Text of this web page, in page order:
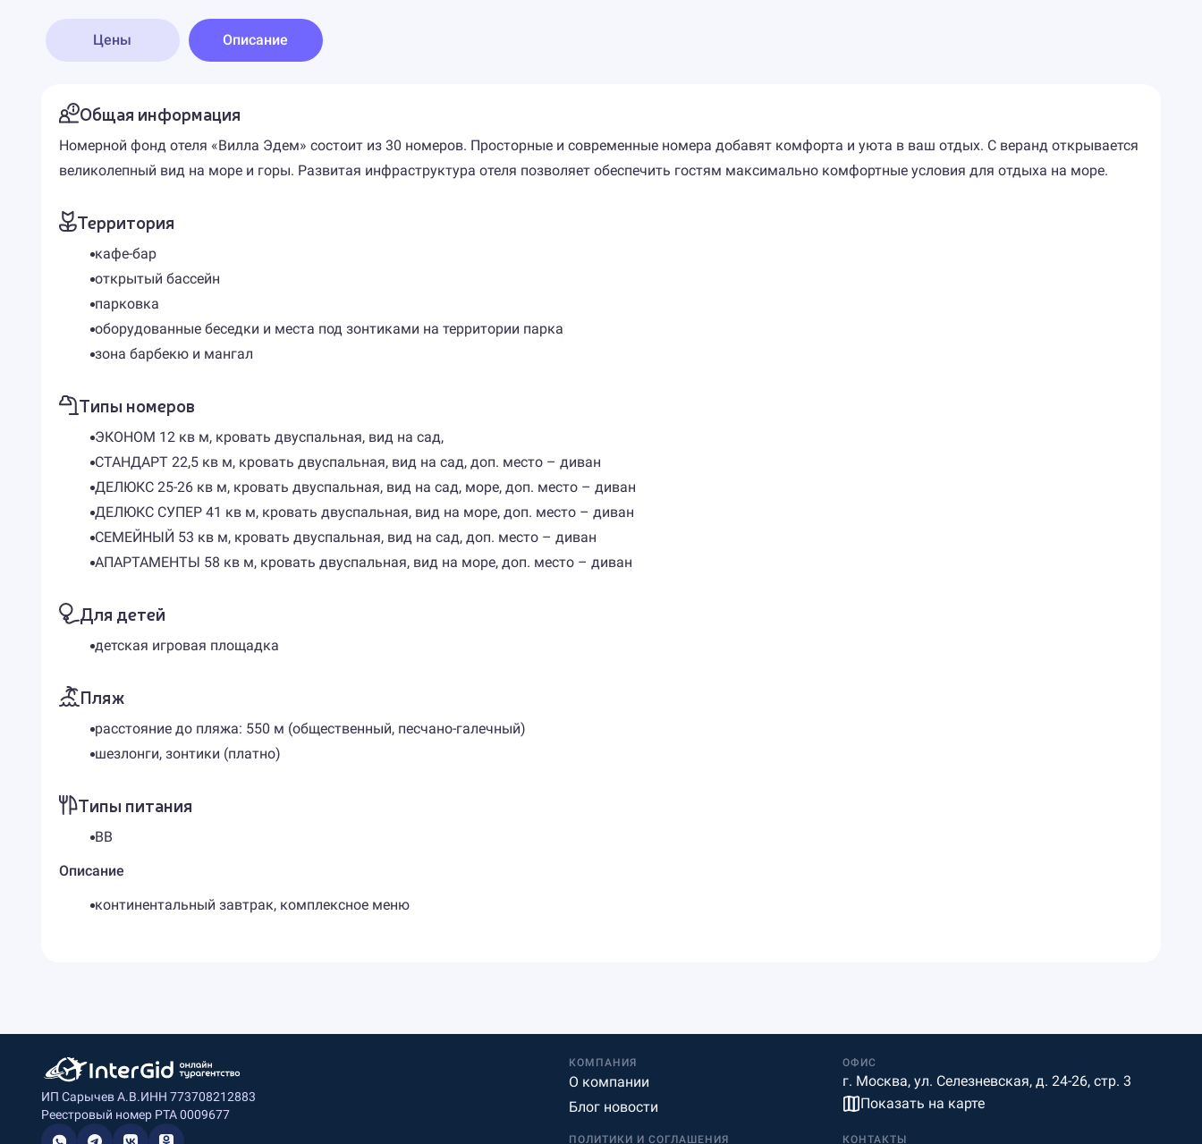
Цены Описание
Общая информация
Номерной фонд отеля «Вилла Эдем» состоит из 30 номеров. Просторные и современные номера добавят комфорта и уюта в ваш отдых. С веранд открывается
великолепный вид на море и горы. Развитая инфраструктура отеля позволяет обеспечить гостям максимально комфортные условия для отдыха на море.
Территория
кафе-бар
открытый бассейн
парковка
оборудованные беседки и места под зонтиками на территории парка
зона барбекю и мангал
Типы номеров
ЭКОНОМ 12 кв м, кровать двуспальная, вид на сад,
СТАНДАРТ 22,5 кв м, кровать двуспальная, вид на сад, доп. место – диван
ДЕЛЮКС 25-26 кв м, кровать двуспальная, вид на сад, море, доп. место – диван
ДЕЛЮКС СУПЕР 41 кв м, кровать двуспальная, вид на море, доп. место – диван
СЕМЕЙНЫЙ 53 кв м, кровать двуспальная, вид на сад, доп. место – диван
АПАРТАМЕНТЫ 58 кв м, кровать двуспальная, вид на море, доп. место – диван
Для детей
детская игровая площадка
Пляж
расстояние до пляжа: 550 м (общественный, песчано-галечный)
шезлонги, зонтики (платно)
Типы питания
BB
Описание
континентальный завтрак, комплексное меню
ИП Сарычев А.В.ИНН 773708212883
Реестровый номер РТА 0009677
КОМПАНИЯ
О компании
Блог новости
ОФИС
г. Москва, ул. Селезневская, д. 24-26, стр. 3
Показать на карте
ПОЛИТИКИ И СОГЛАШЕНИЯ КОНТАКТЫ